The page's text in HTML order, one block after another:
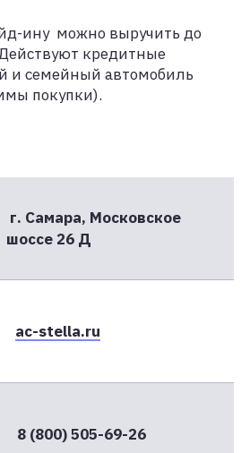
ину можно выручить до
кредитные
и семейный автомобиль
покупки).
г. Самара, Московское
шоссе 26 Д
ac-stella.ru
8 (800) 505-69-26